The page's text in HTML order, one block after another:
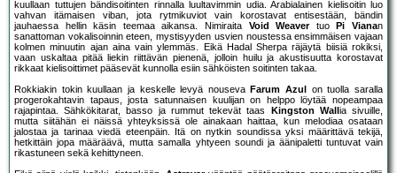
kuullaan tuttujen bändisoitinten rinnalla luultavimmin udia. Arabialainen kielisoitin luo
vahvan itämaisen viban, jota rytmikuviot vain korostavat entisestään, bändin
jauhaessa hellin käsin teemaa aikansa. Nimiraita Void Weavertuo Pi Vianan
sanattoman vokalisoinnin eteen, mystisyyden usvien noustessa ensimmäisen vajaan
kolmen minuutin ajan aina vain ylemmäs. Eikä Hadal Sherpa räjäytä biisiä rokiksi,
vaan uskaltaa pitää liekin riittävän pienenä, jolloin huilu ja akustisuutta korostavat
rikkaat kielisoittimet pääsevät kunnolla esiin sähköisten soitinten takaa.
Rokkiakin tokin kuullaan ja keskelle levyä nouseva Farum Azul
on tuolla saralla
progerokahtavin tapaus, josta satunnaisen kuulijan on helppo löytää nopeampaa
rajapintaa. Sähkökitarat, basso ja rummut tekevät taas
Kingston Wall ia sivuille,
mutta siitähän ei näissä yhteyksissä ole ainakaan haittaa, kun melodiaa osataan
jalostaa ja tarinaa viedä eteenpäin. Itä on nytkin soundissa yksi määrittävä tekijä,
hetkittäin jopa määräävä, mutta samalla yhtyeen soundi ja äänipaletti tuntuvat vain
rikastuneen sekä kehittyneen.